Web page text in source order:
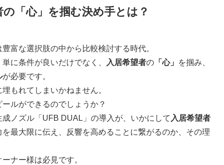
「心」を掴む決め手とは？
富な選択肢の中から比較検討する時代。
に条件が良いだけでなく、 入居希望者の 「心」
を掴み、
が必要です。
もれてしまいかねません。
ルができるのでしょうか？
ノズル「UFB DUAL」の導入が、いかにして 入居希望者
を最大限に伝え、反響を高めることに繋がるのか、その理
ナー様は必見です。